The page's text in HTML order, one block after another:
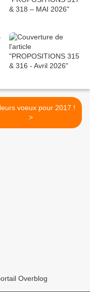
voeux pour 2017 !
>
Overblog